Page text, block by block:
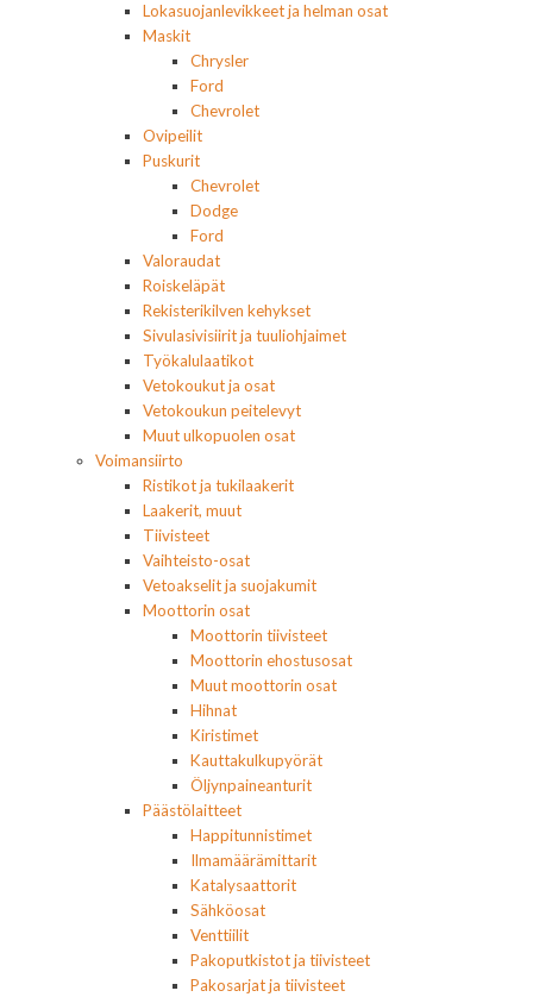
Lokasuojanlevikkeet ja helman osat
Maskit
Chrysler
Ford
Chevrolet
Ovipeilit
Puskurit
Chevrolet
Dodge
Ford
Valoraudat
Roiskeläpät
Rekisterikilven kehykset
Sivulasivisiirit ja tuuliohjaimet
Työkalulaatikot
Vetokoukut ja osat
Vetokoukun peitelevyt
Muut ulkopuolen osat
Voimansiirto
Ristikot ja tukilaakerit
Laakerit, muut
Tiivisteet
Vaihteisto-osat
Vetoakselit ja suojakumit
Moottorin osat
Moottorin tiivisteet
Moottorin ehostusosat
Muut moottorin osat
Hihnat
Kiristimet
Kauttakulkupyörät
Öljynpaineanturit
Päästölaitteet
Happitunnistimet
Ilmamäärämittarit
Katalysaattorit
Sähköosat
Venttiilit
Pakoputkistot ja tiivisteet
Pakosarjat ja tiivisteet